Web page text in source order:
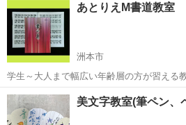
あとりえM書道教室
洲本市
学生～大人まで幅広い年齢層の方が習える
の実用書など希望に応じた内容が学べます
取得することができます。
兵庫 洲本市 書道 毛筆
美文字教室(筆ペン、